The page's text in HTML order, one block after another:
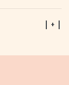
| + |